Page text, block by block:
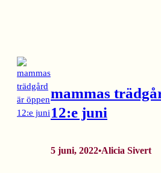
mammas
12:e juni
5 juni, 2022•Alicia Sivert